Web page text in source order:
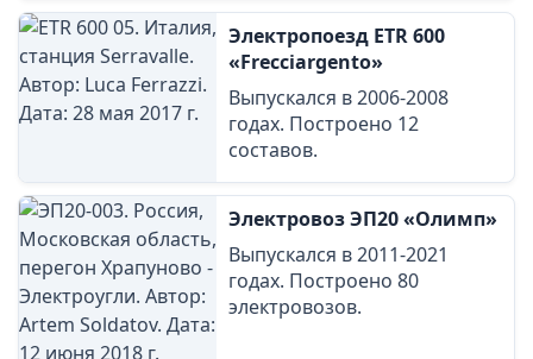
Электропоезд ETR 600
«Frecciargento»
Выпускался в 2006-2008
годах. Построено 12
составов.
Электровоз ЭП20 «Олимп»
Выпускался в 2011-2021
годах. Построено 80
электровозов.